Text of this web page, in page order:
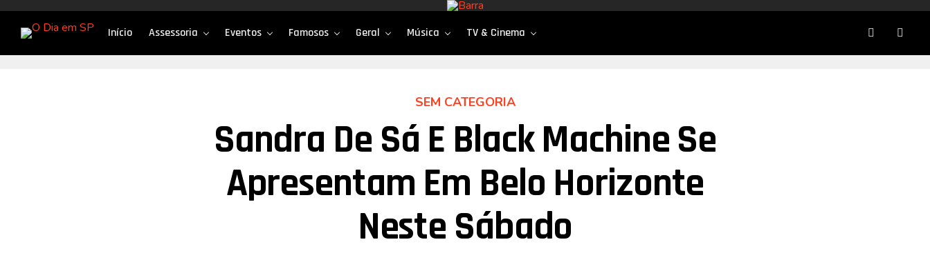
Início Assessoria Eventos Famosos Geral Música TV & Cinema
SEM CATEGORIA
Sandra De Sá E Black Machine Se
Apresentam Em Belo Horizonte
Neste Sábado